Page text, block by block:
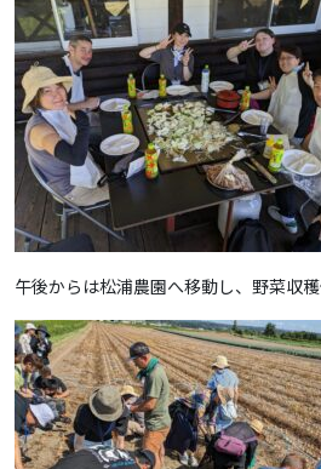
午後からは松浦農園へ移動し、野菜収穫